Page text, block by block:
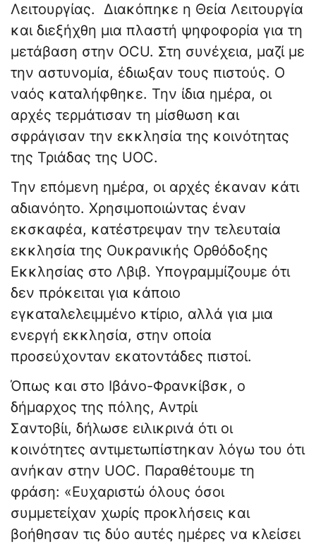
Λειτουργίας. Διακόπηκε η Θεία Λειτουργία
και διεξήχθη μια πλαστή ψηφοφορία για τη
μετάβαση στην OCU. Στη συνέχεια, μαζί με
την αστυνομία, έδιωξαν τους πιστούς. Ο
ναός καταλήφθηκε. Την ίδια ημέρα, οι
αρχές τερμάτισαν τη μίσθωση και
σφράγισαν την εκκλησία της κοινότητας
της Τριάδας της UOC.
Την επόμενη ημέρα, οι αρχές έκαναν κάτι
αδιανόητο. Χρησιμοποιώντας έναν
εκσκαφέα, κατέστρεψαν την τελευταία
εκκλησία της Ουκρανικής Ορθόδοξης
Εκκλησίας στο Λβιβ. Υπογραμμίζουμε ότι
δεν πρόκειται για κάποιο
εγκαταλελειμμένο κτίριο, αλλά για μια
ενεργή εκκλησία, στην οποία
προσεύχονταν εκατοντάδες πιστοί.
Όπως και στο Ιβάνο-Φρανκίβσκ, ο
δήμαρχος της πόλης, Αντρίι
Σαντοβίι, δήλωσε ειλικρινά ότι οι
κοινότητες αντιμετωπίστηκαν λόγω του ότι
ανήκαν στην UOC. Παραθέτουμε τη
φράση: «Ευχαριστώ όλους όσοι
συμμετείχαν χωρίς προκλήσεις και
βοήθησαν τις δύο αυτές ημέρες να κλείσει